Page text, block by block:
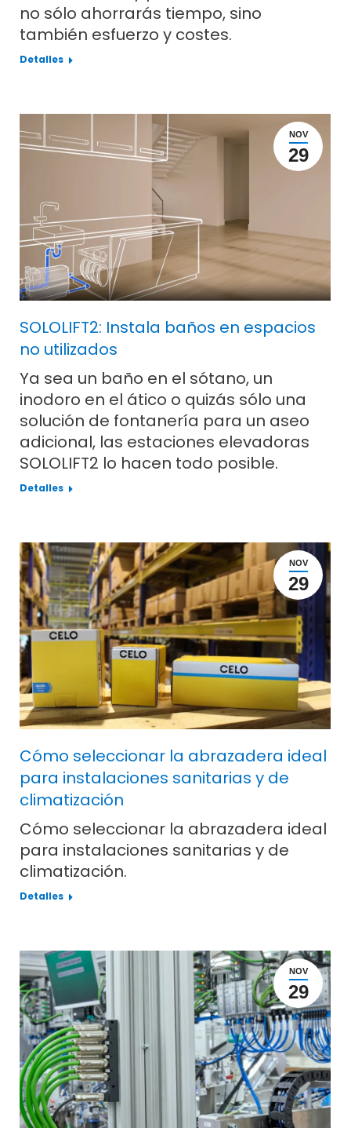
no sólo ahorrarás tiempo, sino
también esfuerzo y costes.
Detalles
NOV
29
SOLOLIFT2: Instala baños en espacios
no utilizados
Ya sea un baño en el sótano, un
inodoro en el ático o quizás sólo una
solución de fontanería para un aseo
adicional, las estaciones elevadoras
SOLOLIFT2 lo hacen todo posible.
Detalles
NOV
29
Cómo seleccionar la abrazadera ideal
para instalaciones sanitarias y de
climatización
Cómo seleccionar la abrazadera ideal
para instalaciones sanitarias y de
climatización.
Detalles
NOV
29